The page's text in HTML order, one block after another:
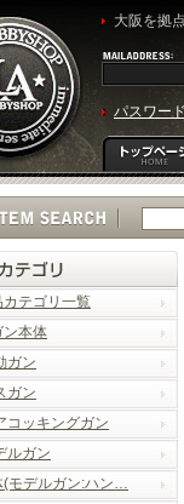
大阪を拠
パスワー
カテゴリ一覧
ン本体
ガン
ガン
コッキングガン
ルガン
(モデルガン:ハン…